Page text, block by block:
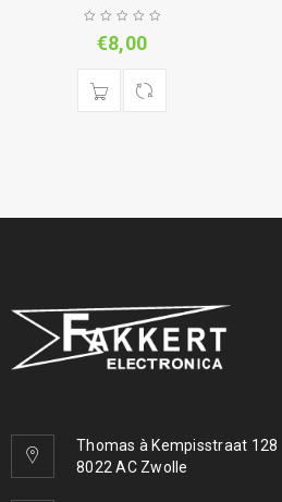
€8,00
Thomas à Kempisstraat 128
8022 AC Zwolle